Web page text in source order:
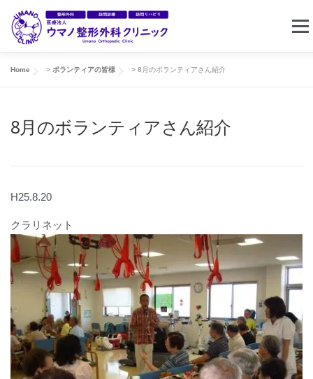
メ
ホーム クリニック案内
訪問リハビリ 求人情報 お問い合わせ
Home > ボランティアの皆様 > 8月のボランティアさん紹介
8月のボランティアさん紹介
H25.8.20
クラリネット